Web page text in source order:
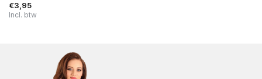
€3,95
Incl. btw